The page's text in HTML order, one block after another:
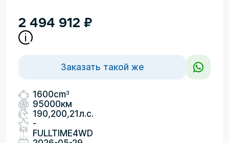
2 494 912 ₽
Заказать такой же
1600cm3
95000км
190,200,21л.с.
-
FULLTIME4WD